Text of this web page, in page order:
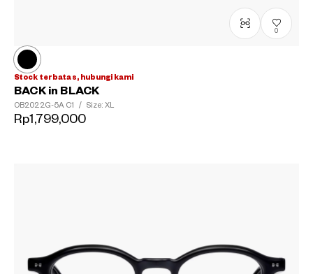
0
Stock terbatas, hubungi kami
BACK in BLACK
OB2022G-5A C1 / Size: XL
Rp1,799,000